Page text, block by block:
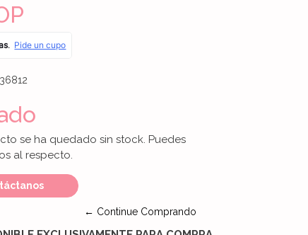
se ha quedado sin stock. Puedes
al respecto.
← Continue Comprando